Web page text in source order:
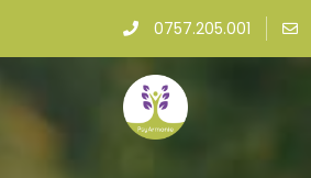
0757.205.001